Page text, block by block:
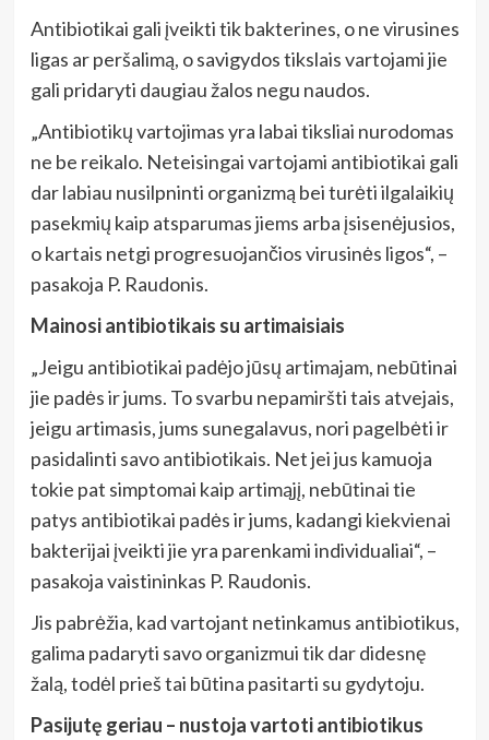
Antibiotikai gali įveikti tik bakterines, o ne virusines
ligas ar peršalimą, o savigydos tikslais vartojami jie
gali pridaryti daugiau žalos negu naudos.
„Antibiotikų vartojimas yra labai tiksliai nurodomas
ne be reikalo. Neteisingai vartojami antibiotikai gali
dar labiau nusilpninti organizmą bei turėti ilgalaikių
pasekmių kaip atsparumas jiems arba įsisenėjusios,
o kartais netgi progresuojančios virusinės ligos“, –
pasakoja P. Raudonis.
Mainosi antibiotikais su artimaisiais
„Jeigu antibiotikai padėjo jūsų artimajam, nebūtinai
jie padės ir jums. To svarbu nepamiršti tais atvejais,
jeigu artimasis, jums sunegalavus, nori pagelbėti ir
pasidalinti savo antibiotikais. Net jei jus kamuoja
tokie pat simptomai kaip artimąjį, nebūtinai tie
patys antibiotikai padės ir jums, kadangi kiekvienai
bakterijai įveikti jie yra parenkami individualiai“, –
pasakoja vaistininkas P. Raudonis.
Jis pabrėžia, kad vartojant netinkamus antibiotikus,
galima padaryti savo organizmui tik dar didesnę
žalą, todėl prieš tai būtina pasitarti su gydytoju.
Pasijutę geriau – nustoja vartoti antibiotikus